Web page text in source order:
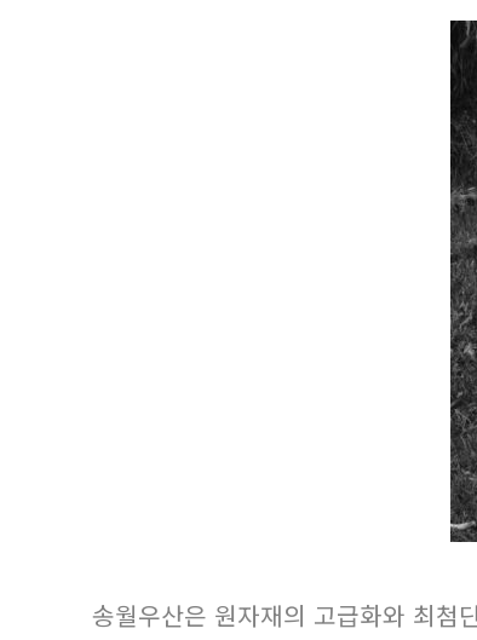
송월우산은 원자재의 고급화와 최첨